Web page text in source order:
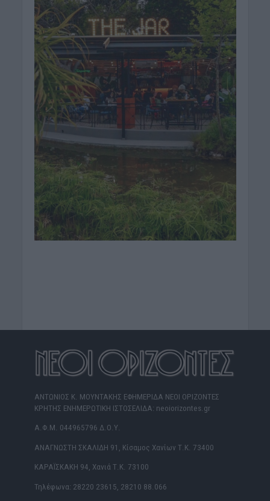
ΑΝΤΩΝΙΟΣ Κ. ΜΟΥΝΤΑΚΗΣ ΕΦΗΜΕΡΙΔΑ ΝΕΟΙ ΟΡΙΖΟΝΤΕΣ
ΚΡΗΤΗΣ ΕΝΗΜΕΡΩΤΙΚΗ ΙΣΤΟΣΕΛΙΔΑ: neoiorizontes.gr
Α.Φ.Μ. 044965796 Δ.Ο.Υ.
ΑΝΑΓΝΩΣΤΗ ΣΚΑΛΙΔΗ 91, Κίσαμος Χανίων Τ.Κ. 73400
ΚΑΡΑΪΣΚΑΚΗ 94, Χανιά Τ.Κ. 73100
Τηλέφωνα: 28220 23615, 28210 88.066